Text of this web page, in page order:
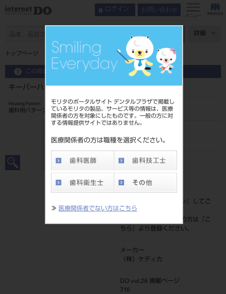
モリタのポータルサイト デンタルプラザで掲載し
ているモリタの製品、サービス等の情報は、医療
関係者の方を対象にしたものです。一般の方に対
する情報提供サイトではありません。
医療関係者の方は職種を選択ください。
≫ 医療関係者でない方はこちら
ログイン お問い合わせ
メニュー
詳細
トップページ キーパーハウジングパターン DB用 5入 4013
この商品に関するお問い合わせ
キーパーハウジングパターン DB用 5入 4013
Housing Pattern
歯科用パターン成形品
20235050540
JAN/EANコード
標準価格
ログイン
』してご
覧ください。
ネット会員登録がまだの方は『
こ
ちら
』より登録ください。
メーカー
（株）ケディカ
DO vol.26 掲載ページ
710